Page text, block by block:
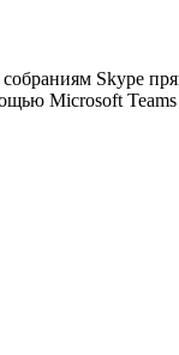
Skype
Microsoft